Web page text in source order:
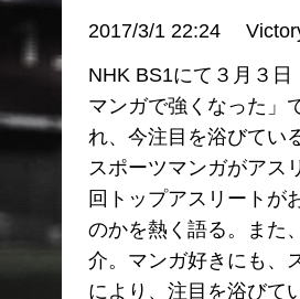
2017/3/1 22:24
NHK BS1にて３月３
マンガで強くなった」
れ、今注目を浴びてい
スポーツマンガがアス
回トップアスリートが
のかを熱く語る。また
介。マンガ好きにも、
により、注目を浴びて